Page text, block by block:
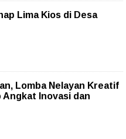
Lima Kios di Desa
Lomba Nelayan Kreatif
Angkat Inovasi dan